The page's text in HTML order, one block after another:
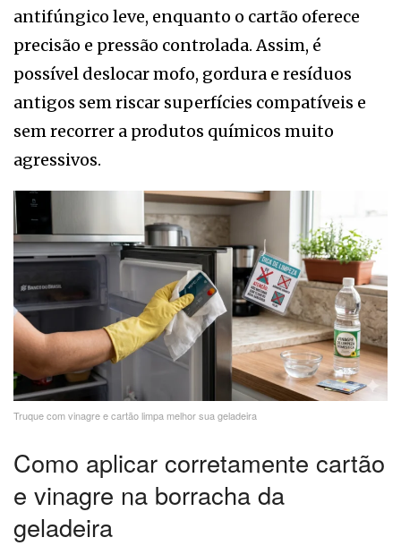
antifúngico leve, enquanto o cartão oferece
precisão e pressão controlada. Assim, é
possível deslocar mofo, gordura e resíduos
antigos sem riscar superfícies compatíveis e
sem recorrer a produtos químicos muito
agressivos.
Truque com vinagre e cartão limpa melhor sua geladeira
Como aplicar corretamente cartão
e vinagre na borracha da
geladeira